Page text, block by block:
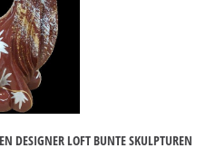
DESIGNER LOFT BUNTE SKULPTUREN